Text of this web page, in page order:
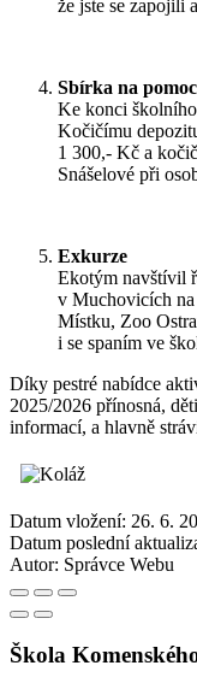
že jste se zapojili
Sbírka na
Ke konci
Kočičímu
1 300,- Kč a
Snášelové při
Exkurze
Ekotým navštívil
v Muchovicích
Místku, Zoo
i se spaním ve
Díky pestré nabídce
2025/2026 přínosná,
informací, a hlavně
Datum vložení: 26. 6.
Datum poslední
Autor: Správce Webu
Škola